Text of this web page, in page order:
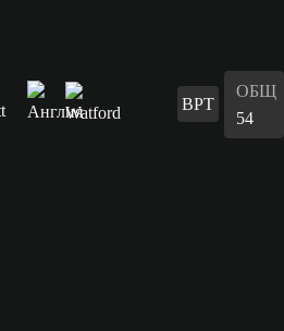
ВРТ
ОБЩ
54